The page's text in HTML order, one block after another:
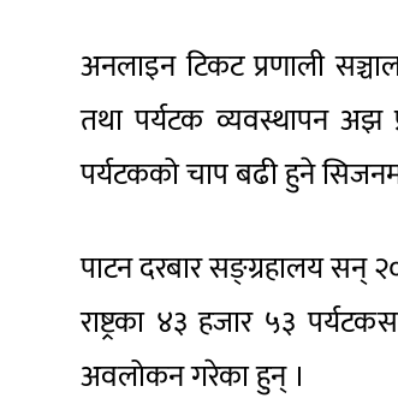
अनलाइन टिकट प्रणाली
तथा पर्यटक व्यवस्थापन अझ
पर्यटकको चाप बढी हुने
पाटन दरबार सङ्ग्रहालय सन्
राष्ट्रका ४३ हजार ५३
अवलोकन गरेका हुन् ।